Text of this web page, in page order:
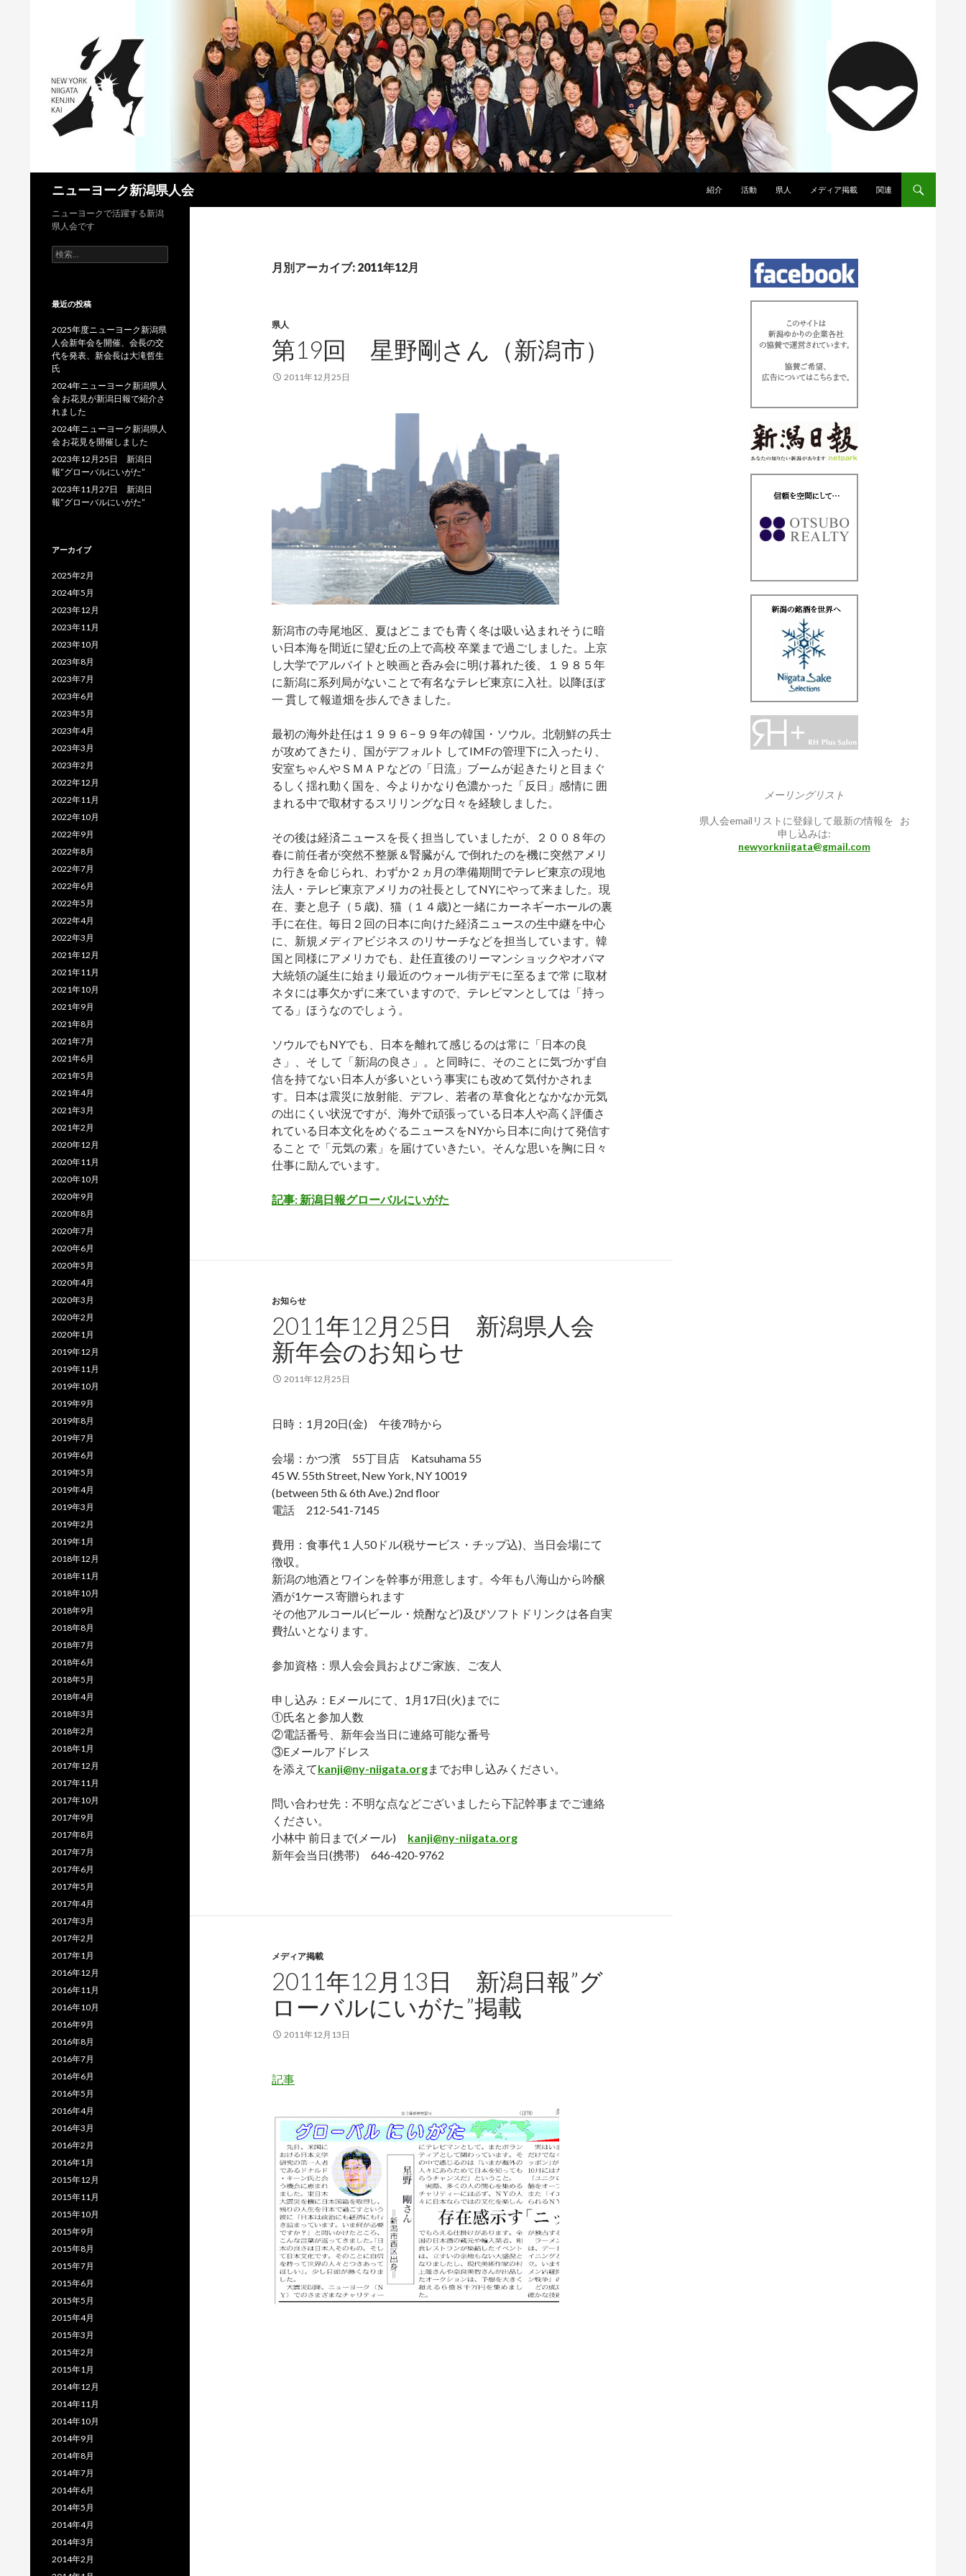
ニューヨーク新潟県人会
紹介
活動 県人 メディア掲載 関連
月別アーカイブ: 2011年12月
県人
第19回 星野剛さん（新潟市）
2011年12月25日
新潟市の寺尾地区、夏はどこまでも青く冬は吸い込まれそうに暗
い日本海を間近に望む丘の上で高校 卒業まで過ごしました。上京
し大学でアルバイトと映画と呑み会に明け暮れた後、１９８５年
に新潟に系列局がないことで有名なテレビ東京に入社。以降ほぼ
一 貫して報道畑を歩んできました。
最初の海外赴任は１９９６−９９年の韓国・ソウル。北朝鮮の兵士
が攻めてきたり、国がデフォルト してIMFの管理下に入ったり、
安室ちゃんやＳＭＡＰなどの「日流」ブームが起きたりと目まぐ
るしく揺れ動く国を、今よりかなり色濃かった「反日」感情に 囲
まれる中で取材するスリリングな日々を経験しました。
その後は経済ニュースを長く担当していましたが、２００８年の
春に前任者が突然不整脈＆腎臓がん で倒れたのを機に突然アメリ
カ行きを命じられ、わずか２ヵ月の準備期間でテレビ東京の現地
法人・テレビ東京アメリカの社長としてNYにやって来ました。現
在、妻と息子（５歳)、猫（１４歳)と一緒にカーネギーホールの裏
手に在住。毎日２回の日本に向けた経済ニュースの生中継を中心
に、新規メディアビジネス のリサーチなどを担当しています。韓
国と同様にアメリカでも、赴任直後のリーマンショックやオバマ
大統領の誕生に始まり最近のウォール街デモに至るまで常 に取材
ネタには事欠かずに来ていますので、テレビマンとしては「持っ
てる」ほうなのでしょう。
ソウルでもNYでも、日本を離れて感じるのは常に「日本の良
さ」、そ して「新潟の良さ」。と同時に、そのことに気づかず自
信を持てない日本人が多いという事実にも改めて気付かされま
す。日本は震災に放射能、デフレ、若者の 草食化となかなか元気
の出にくい状況ですが、海外で頑張っている日本人や高く評価さ
れている日本文化をめぐるニュースをNYから日本に向けて発信す
ること で「元気の素」を届けていきたい。そんな思いを胸に日々
仕事に励んでいます。
記事: 新潟日報グローバルにいがた
お知らせ
2011年12月25日 新潟県人会
新年会のお知らせ
2011年12月25日
日時：1月20日(金) 午後7時から
会場：かつ濱 55丁目店 Katsuhama 55
45 W. 55th Street, New York, NY 10019
(between 5th & 6th Ave.) 2nd floor
電話 212-541-7145
費用：食事代１人50ドル(税サービス・チップ込)、当日会場にて
徴収。
新潟の地酒とワインを幹事が用意します。今年も八海山から吟醸
酒が1ケース寄贈られます
その他アルコール(ビール・焼酎など)及びソフトドリンクは各自実
費払いとなります。
参加資格：県人会会員およびご家族、ご友人
申し込み：Eメールにて、1月17日(火)までに
①氏名と参加人数
②電話番号、新年会当日に連絡可能な番号
③Eメールアドレス
を添えてkanji@ny-niigata.orgまでお申し込みください。
問い合わせ先：不明な点などございましたら下記幹事までご連絡
ください。
小林中 前日まで(メール) kanji@ny-niigata.org
新年会当日(携帯) 646-420-9762
メディア掲載
2011年12月13日 新潟日報”グ
ローバルにいがた”掲載
2011年12月13日
記事
メーリングリスト
県人会emailリストに登録して最新の情報を お
申し込みは:
newyorkniigata@gmail.com
ニューヨークで活躍する新潟
県人会です
検
索:
最近の投稿
2025年度ニューヨーク新潟県
人会新年会を開催、会長の交
代を発表、新会長は大滝哲生
氏
2024年ニューヨーク新潟県人
会 お花見が新潟日報で紹介さ
れました
2024年ニューヨーク新潟県人
会 お花見を開催しました
2023年12月25日 新潟日
報”グローバルにいがた”
2023年11月27日 新潟日
報”グローバルにいがた”
アーカイブ
2025年2月
2024年5月
2023年12月
2023年11月
2023年10月
2023年8月
2023年7月
2023年6月
2023年5月
2023年4月
2023年3月
2023年2月
2022年12月
2022年11月
2022年10月
2022年9月
2022年8月
2022年7月
2022年6月
2022年5月
2022年4月
2022年3月
2021年12月
2021年11月
2021年10月
2021年9月
2021年8月
2021年7月
2021年6月
2021年5月
2021年4月
2021年3月
2021年2月
2020年12月
2020年11月
2020年10月
2020年9月
2020年8月
2020年7月
2020年6月
2020年5月
2020年4月
2020年3月
2020年2月
2020年1月
2019年12月
2019年11月
2019年10月
2019年9月
2019年8月
2019年7月
2019年6月
2019年5月
2019年4月
2019年3月
2019年2月
2019年1月
2018年12月
2018年11月
2018年10月
2018年9月
2018年8月
2018年7月
2018年6月
2018年5月
2018年4月
2018年3月
2018年2月
2018年1月
2017年12月
2017年11月
2017年10月
2017年9月
2017年8月
2017年7月
2017年6月
2017年5月
2017年4月
2017年3月
2017年2月
2017年1月
2016年12月
2016年11月
2016年10月
2016年9月
2016年8月
2016年7月
2016年6月
2016年5月
2016年4月
2016年3月
2016年2月
2016年1月
2015年12月
2015年11月
2015年10月
2015年9月
2015年8月
2015年7月
2015年6月
2015年5月
2015年4月
2015年3月
2015年2月
2015年1月
2014年12月
2014年11月
2014年10月
2014年9月
2014年8月
2014年7月
2014年6月
2014年5月
2014年4月
2014年3月
2014年2月